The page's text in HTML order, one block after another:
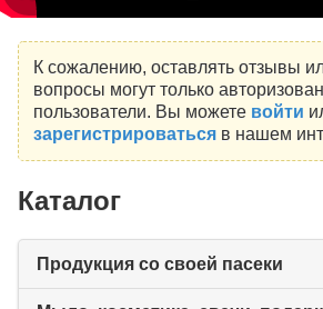
К сожалению, оставлять отзывы
вопросы могут только
пользователи. Вы можете войти
зарегистрироватьсяв нашем
Каталог
Продукция со своей пасеки